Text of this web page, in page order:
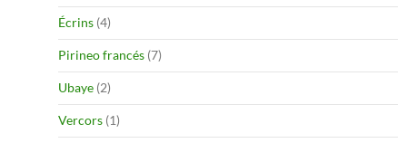
Écrins (4)
Pirineo francés (7)
Ubaye (2)
Vercors (1)